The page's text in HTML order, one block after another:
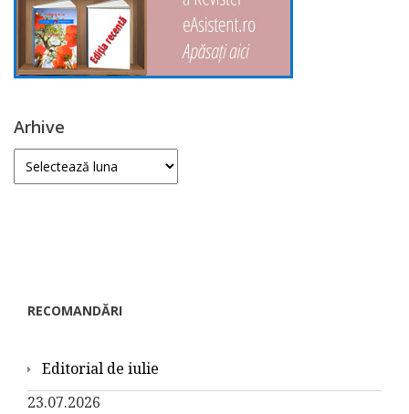
Arhive
Arhive
RECOMANDĂRI
Editorial de iulie
23.07.2026